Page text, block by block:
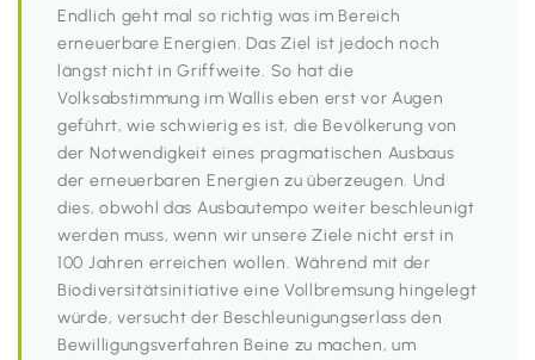
Endlich geht mal so richtig was im Bereich
erneuerbare Energien. Das Ziel ist jedoch noch
längst nicht in Griffweite. So hat die
Volksabstimmung im Wallis eben erst vor Augen
geführt, wie schwierig es ist, die Bevölkerung von
der Notwendigkeit eines pragmatischen Ausbaus
der erneuerbaren Energien zu überzeugen. Und
dies, obwohl das Ausbautempo weiter beschleunigt
werden muss, wenn wir unsere Ziele nicht erst in
100 Jahren erreichen wollen. Während mit der
Biodiversitätsinitiative eine Vollbremsung hingelegt
würde, versucht der Beschleunigungserlass den
Bewilligungsverfahren Beine zu machen, um